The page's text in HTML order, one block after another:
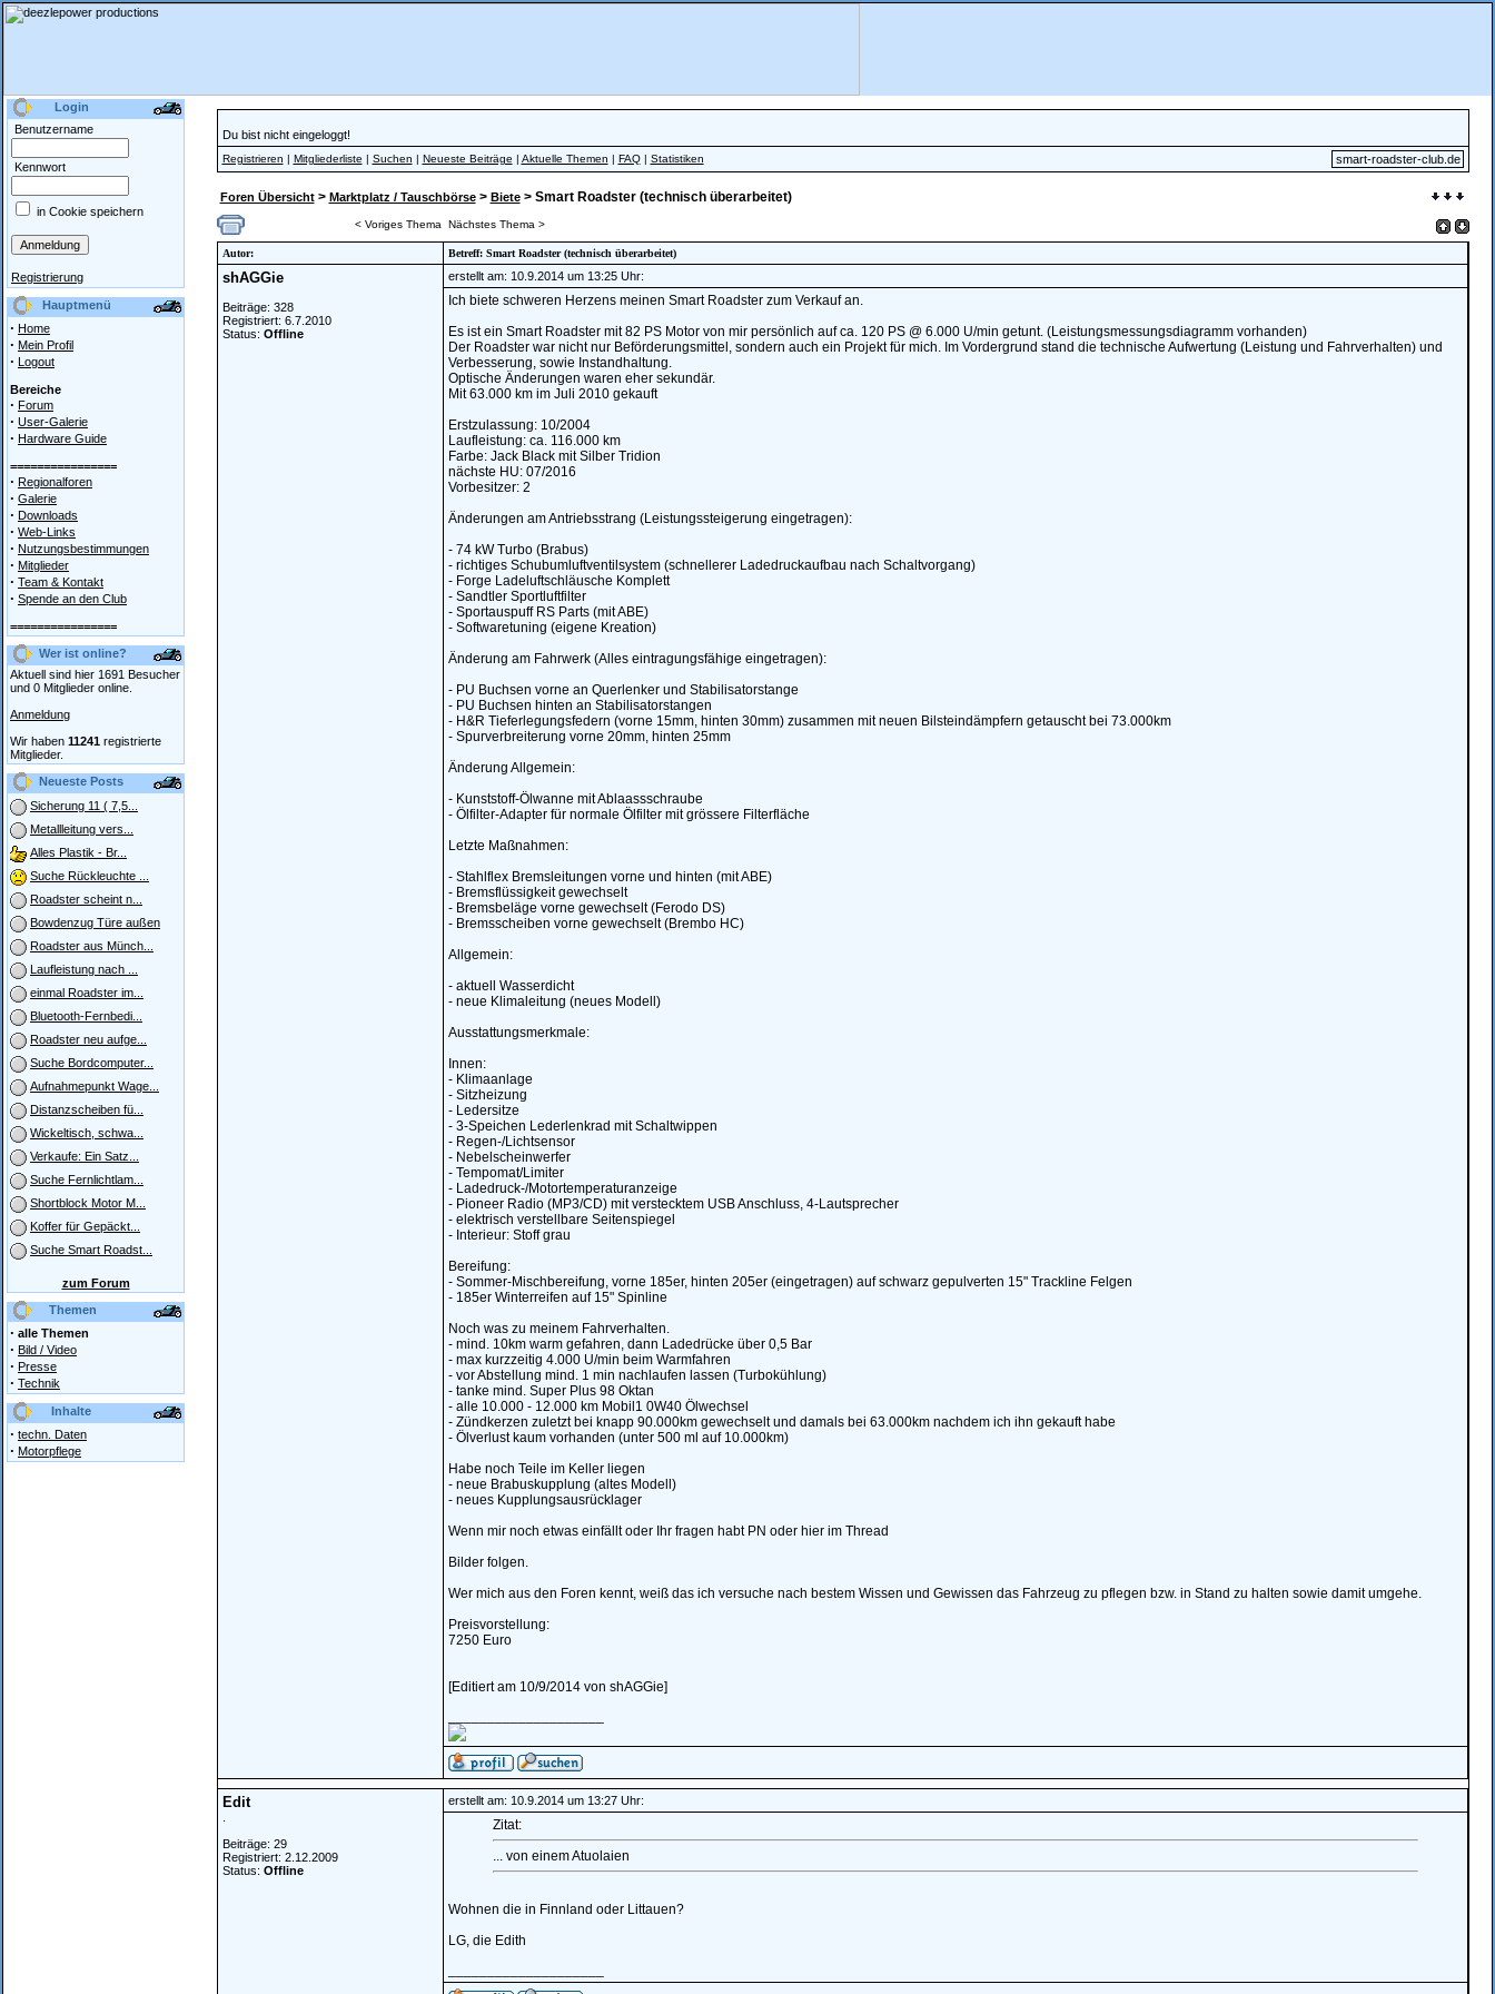
Login
Benutzername
Kennwort
in Cookie speichern
Registrierung
Hauptmenü
· Home
· Mein Profil
· Logout
Bereiche
· Forum
· User-Galerie
· Hardware Guide
================
· Regionalforen
· Galerie
· Downloads
· Web-Links
· Nutzungsbestimmungen
· Mitglieder
· Team & Kontakt
· Spende an den Club
================
Wer ist online?
Aktuell sind hier 1691 Besucher
und 0 Mitglieder online.
Anmeldung
Wir haben 11241 registrierte
Mitglieder.
Neueste Posts
Sicherung 11 ( 7,5...
Metallleitung vers...
Alles Plastik - Br...
Suche Rückleuchte ...
Roadster scheint n...
Bowdenzug Türe außen
Roadster aus Münch...
Laufleistung nach ...
einmal Roadster im...
Bluetooth-Fernbedi...
Roadster neu aufge...
Suche Bordcomputer...
Aufnahmepunkt Wage...
Distanzscheiben fü...
Wickeltisch, schwa...
Verkaufe: Ein Satz...
Suche Fernlichtlam...
Shortblock Motor M...
Koffer für Gepäckt...
Suche Smart Roadst...
zum Forum
Themen
· alle Themen
· Bild / Video
· Presse
· Technik
Inhalte
· techn. Daten
· Motorpflege
Du bist nicht eingeloggt!
Registrieren | Mitgliederliste | Suchen | Neueste Beiträge | Aktuelle Themen | FAQ| Statistiken smart-roadster-club.de
Foren Übersicht> Marktplatz / Tauschbörse> Biete> Smart Roadster (technisch überarbeitet)
< Voriges Thema Nächstes Thema >
Autor: Betreff: Smart Roadster (technisch überarbeitet)
shAGGie
Beiträge: 328
Registriert: 6.7.2010
Status: Offline
erstellt am: 10.9.2014 um 13:25 Uhr:
Ich biete schweren Herzens meinen Smart Roadster zum Verkauf an.
Es ist ein Smart Roadster mit 82 PS Motor von mir persönlich auf ca. 120 PS @ 6.000 U/min getunt. (Leistungsmessungsdiagramm vorhanden)
Der Roadster war nicht nur Beförderungsmittel, sondern auch ein Projekt für mich. Im Vordergrund stand die technische Aufwertung (Leistung und Fahrverhalten) und
Verbesserung, sowie Instandhaltung.
Optische Änderungen waren eher sekundär.
Mit 63.000 km im Juli 2010 gekauft
Erstzulassung: 10/2004
Laufleistung: ca. 116.000 km
Farbe: Jack Black mit Silber Tridion
nächste HU: 07/2016
Vorbesitzer: 2
Änderungen am Antriebsstrang (Leistungssteigerung eingetragen):
- 74 kW Turbo (Brabus)
- richtiges Schubumluftventilsystem (schnellerer Ladedruckaufbau nach Schaltvorgang)
- Forge Ladeluftschläusche Komplett
- Sandtler Sportluftfilter
- Sportauspuff RS Parts (mit ABE)
- Softwaretuning (eigene Kreation)
Änderung am Fahrwerk (Alles eintragungsfähige eingetragen):
- PU Buchsen vorne an Querlenker und Stabilisatorstange
- PU Buchsen hinten an Stabilisatorstangen
- H&R Tieferlegungsfedern (vorne 15mm, hinten 30mm) zusammen mit neuen Bilsteindämpfern getauscht bei 73.000km
- Spurverbreiterung vorne 20mm, hinten 25mm
Änderung Allgemein:
- Kunststoff-Ölwanne mit Ablaassschraube
- Ölfilter-Adapter für normale Ölfilter mit grössere Filterfläche
Letzte Maßnahmen:
- Stahlflex Bremsleitungen vorne und hinten (mit ABE)
- Bremsflüssigkeit gewechselt
- Bremsbeläge vorne gewechselt (Ferodo DS)
- Bremsscheiben vorne gewechselt (Brembo HC)
Allgemein:
- aktuell Wasserdicht
- neue Klimaleitung (neues Modell)
Ausstattungsmerkmale:
Innen:
- Klimaanlage
- Sitzheizung
- Ledersitze
- 3-Speichen Lederlenkrad mit Schaltwippen
- Regen-/Lichtsensor
- Nebelscheinwerfer
- Tempomat/Limiter
- Ladedruck-/Motortemperaturanzeige
- Pioneer Radio (MP3/CD) mit verstecktem USB Anschluss, 4-Lautsprecher
- elektrisch verstellbare Seitenspiegel
- Interieur: Stoff grau
Bereifung:
- Sommer-Mischbereifung, vorne 185er, hinten 205er (eingetragen) auf schwarz gepulverten 15" Trackline Felgen
- 185er Winterreifen auf 15" Spinline
Noch was zu meinem Fahrverhalten.
- mind. 10km warm gefahren, dann Ladedrücke über 0,5 Bar
- max kurzzeitig 4.000 U/min beim Warmfahren
- vor Abstellung mind. 1 min nachlaufen lassen (Turbokühlung)
- tanke mind. Super Plus 98 Oktan
- alle 10.000 - 12.000 km Mobil1 0W40 Ölwechsel
- Zündkerzen zuletzt bei knapp 90.000km gewechselt und damals bei 63.000km nachdem ich ihn gekauft habe
- Ölverlust kaum vorhanden (unter 500 ml auf 10.000km)
Habe noch Teile im Keller liegen
- neue Brabuskupplung (altes Modell)
- neues Kupplungsausrücklager
Wenn mir noch etwas einfällt oder Ihr fragen habt PN oder hier im Thread
Bilder folgen.
Wer mich aus den Foren kennt, weiß das ich versuche nach bestem Wissen und Gewissen das Fahrzeug zu pflegen bzw. in Stand zu halten sowie damit umgehe.
Preisvorstellung:
7250 Euro
[Editiert am 10/9/2014 von shAGGie]
Edit
Beiträge: 29
Registriert: 2.12.2009
Status: Offline
erstellt am: 10.9.2014 um 13:27 Uhr:
Zitat:
... von einem Atuolaien
Wohnen die in Finnland oder Littauen?
LG, die Edith